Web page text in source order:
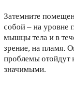
Затемните
собой – на уровне
мышцы тела и в
зрение, на пламя.
проблемы отойдут
значимыми.